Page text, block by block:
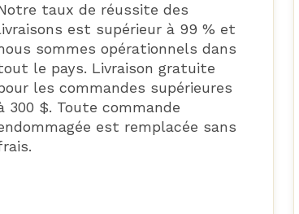
taux de réussite des
est supérieur à 99 % et
sommes opérationnels dans
le pays. Livraison gratuite
les commandes supérieures
300 $. Toute commande
est remplacée sans